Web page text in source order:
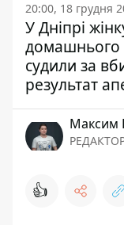
20:00, 18 грудня
У Дніпрі
домашнього
судили за
результат
Максим
👍